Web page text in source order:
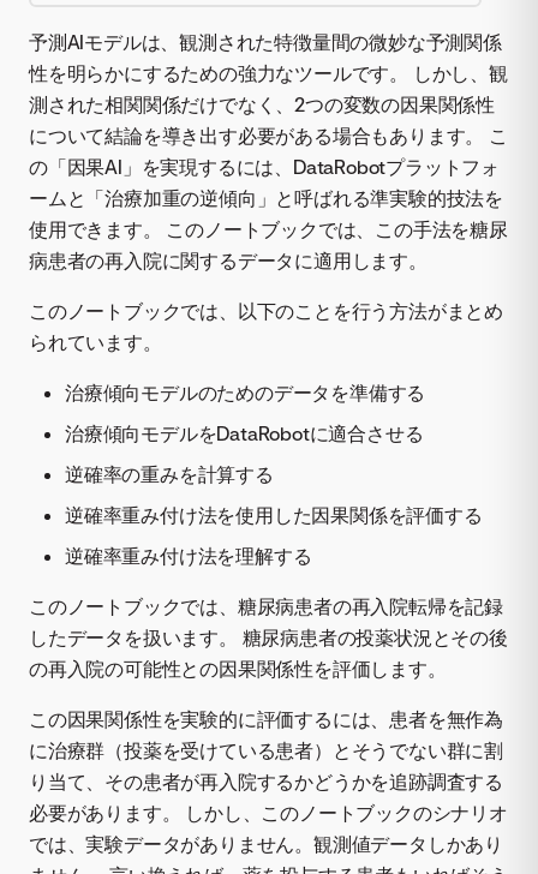
予測AIモデルは、観測された特徴量間の微妙な予測関係
性を明らかにするための強力なツールです。 しかし、観
測された相関関係だけでなく、2つの変数の因果関係性
について結論を導き出す必要がある場合もあります。 こ
の「因果AI」を実現するには、DataRobotプラットフォ
ームと「治療加重の逆傾向」と呼ばれる準実験的技法を
使用できます。 このノートブックでは、この手法を糖尿
病患者の再入院に関するデータに適用します。
このノートブックでは、以下のことを行う方法がまとめ
られています。
治療傾向モデルのためのデータを準備する
治療傾向モデルをDataRobotに適合させる
逆確率の重みを計算する
逆確率重み付け法を使用した因果関係を評価する
逆確率重み付け法を理解する
このノートブックでは、糖尿病患者の再入院転帰を記録
したデータを扱います。 糖尿病患者の投薬状況とその後
の再入院の可能性との因果関係性を評価します。
この因果関係性を実験的に評価するには、患者を無作為
に治療群（投薬を受けている患者）とそうでない群に割
り当て、その患者が再入院するかどうかを追跡調査する
必要があります。 しかし、このノートブックのシナリオ
では、実験データがありません。観測値データしかあり